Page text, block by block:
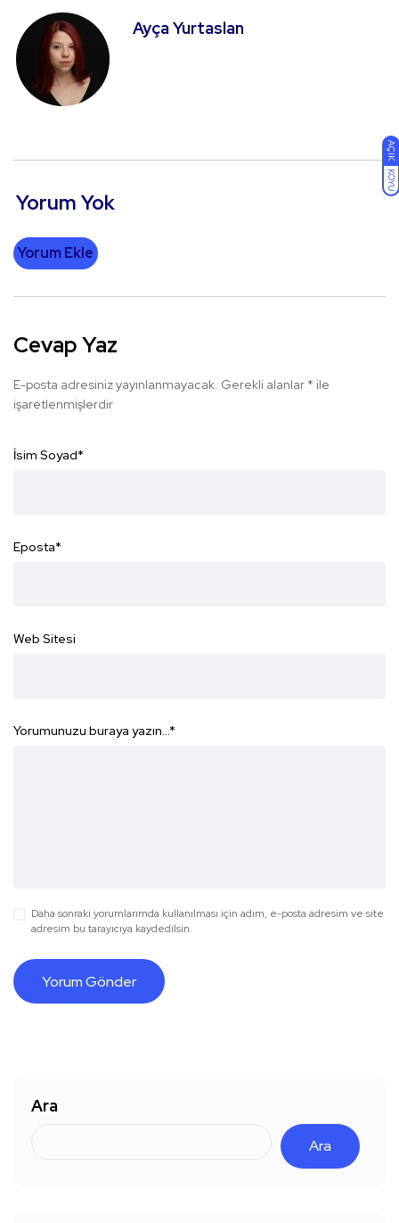
AÇIK
KOYU
Ayça Yurtaslan
Yorum Yok
Yorum Ekle
Cevap Yaz
E-posta adresiniz yayınlanmayacak. Gerekli alanlar * ile
işaretlenmişlerdir
İsim Soyad*
Eposta*
Web Sitesi
Yorumunuzu buraya yazın...*
Daha sonraki yorumlarımda kullanılması için adım, e-posta adresim ve site
adresim bu tarayıcıya kaydedilsin.
Ara
Ara